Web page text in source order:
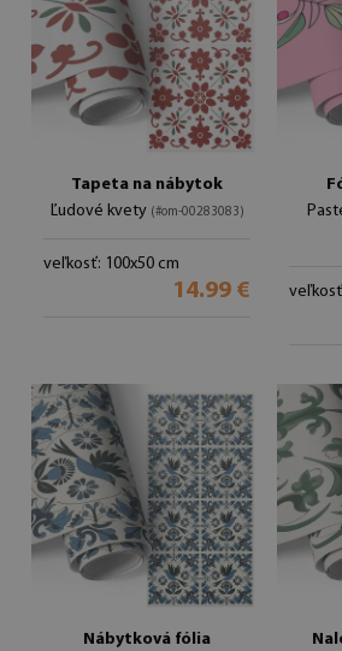
Tapeta na nábytok
Ľudové kvety (#om-00283083)
veľkosť: 100x50 cm
14.99 €
Nábytková fólia